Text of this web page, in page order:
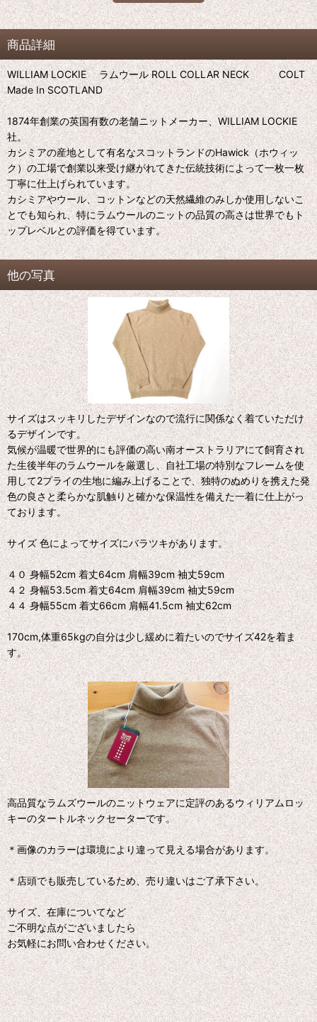
商品詳細
WILLIAM LOCKIE ラムウール ROLL COLLAR NECK COLT
Made In SCOTLAND
1874年創業の英国有数の老舗ニットメーカー、WILLIAM LOCKIE
社。
カシミアの産地として有名なスコットランドのHawick（ホウィッ
ク）の工場で創業以来受け継がれてきた伝統技術によって一枚一枚
丁寧に仕上げられています。
カシミアやウール、コットンなどの天然繊維のみしか使用しないこ
とでも知られ、特にラムウールのニットの品質の高さは世界でもト
ップレベルとの評価を得ています。
他の写真
サイズはスッキリしたデザインなので流行に関係なく着ていただけ
るデザインです。
気候が温暖で世界的にも評価の高い南オーストラリアにて飼育され
た生後半年のラムウールを厳選し、自社工場の特別なフレームを使
用して2プライの生地に編み上げることで、独特のぬめりを携えた発
色の良さと柔らかな肌触りと確かな保温性を備えた一着に仕上がっ
ております。
サイズ 色によってサイズにバラツキがあります。
４０ 身幅52cm 着丈64cm 肩幅39cm 袖丈59cm
４２ 身幅53.5cm 着丈64cm 肩幅39cm 袖丈59cm
４４ 身幅55cm 着丈66cm 肩幅41.5cm 袖丈62cm
170cm,体重65kgの自分は少し緩めに着たいのでサイズ42を着ま
す。
高品質なラムズウールのニットウェアに定評のあるウィリアムロッ
キーのタートルネックセーターです。
＊画像のカラーは環境により違って見える場合があります。
＊店頭でも販売しているため、売り違いはご了承下さい。
サイズ、在庫についてなど
ご不明な点がございましたら
お気軽にお問い合わせください。